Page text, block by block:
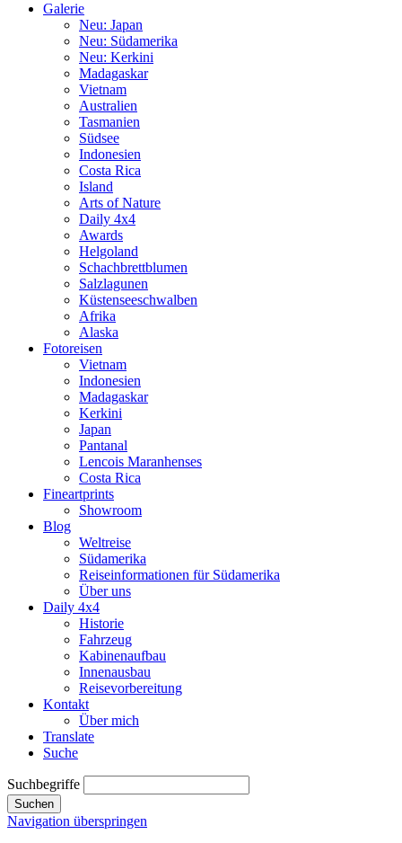
Galerie
Neu: Japan
Neu: Südamerika
Neu: Kerkini
Madagaskar
Vietnam
Australien
Tasmanien
Südsee
Indonesien
Costa Rica
Island
Arts of Nature
Daily 4x4
Awards
Helgoland
Schachbrettblumen
Salzlagunen
Küstenseeschwalben
Afrika
Alaska
Fotoreisen
Vietnam
Indonesien
Madagaskar
Kerkini
Japan
Pantanal
Lencois Maranhenses
Costa Rica
Fineartprints
Showroom
Blog
Weltreise
Südamerika
Reiseinformationen für Südamerika
Über uns
Daily 4x4
Historie
Fahrzeug
Kabinenaufbau
Innenausbau
Reisevorbereitung
Kontakt
Über mich
Translate
Suche
Suchbegriffe
Suchen
Navigation überspringen